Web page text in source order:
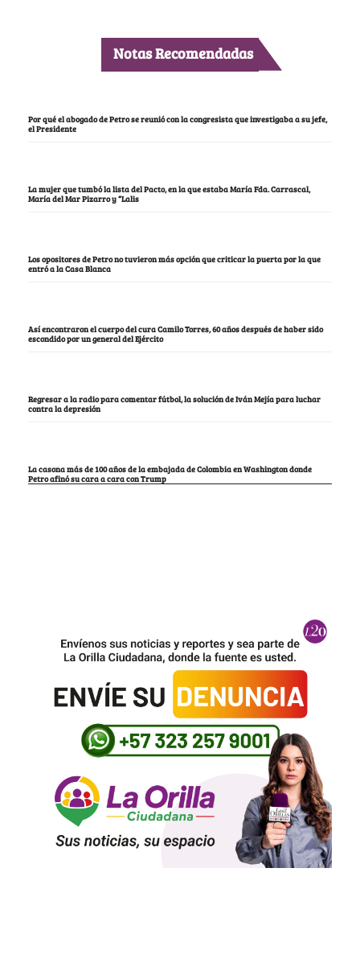
Notas Recomendadas
Por qué el abogado de Petro se reunió con la congresista que investigaba a su jefe,
el Presidente
La mujer que tumbó la lista del Pacto, en la que estaba María Fda. Carrascal,
María del Mar Pizarro y “Lalis
Los opositores de Petro no tuvieron más opción que criticar la puerta por la que
entró a la Casa Blanca
Así encontraron el cuerpo del cura Camilo Torres, 60 años después de haber sido
escondido por un general del Ejército
Regresar a la radio para comentar fútbol, la solución de Iván Mejía para luchar
contra la depresión
La casona más de 100 años de la embajada de Colombia en Washington donde
Petro afinó su cara a cara con Trump